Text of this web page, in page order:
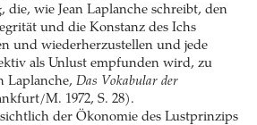
die, wie Jean Laplanche schreibt, den
und die Konstanz des Ichs
und wiederherzustellen und jede
als Unlust empfunden wird, zu
Laplanche, Das Vokabular der
M. 1972, S. 28).
der Ökonomie des Lustprinzips